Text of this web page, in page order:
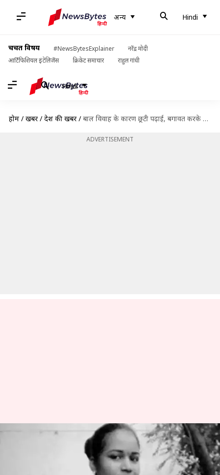
अन्य Hindi
चर्चित विषय #NewsBytesExplainer
नरेंद्र मोदी
आर्टिफिशियल इंटेलिजेंस
क्रिकेट समाचार राहुल गांधी
Hindi
होम / खबरें / देश की खबरें / बाल विवाह के कारण छूटी पढ़ाई, बगावत करके कर रही ग्रेजुएशन और सिक्योरिटी गार्ड का काम
ADVERTISEMENT
बाल विवाह के कारण छूटी पढ़ाई,
बगावत करके कर रही ग्रेजुएशन और
सिक्योरिटी गार्ड का काम